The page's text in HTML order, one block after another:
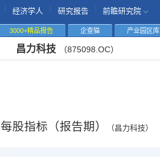
经济学人 研究报告 前瞻研究院
3000+精品报告 企查猫 产业园区库
昌力科技 （875098.OC）
每股指标（报告期） （昌力科技）